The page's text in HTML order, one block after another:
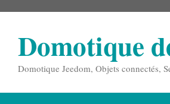
Domotique
Domotique Jeedom, Objets connectés,